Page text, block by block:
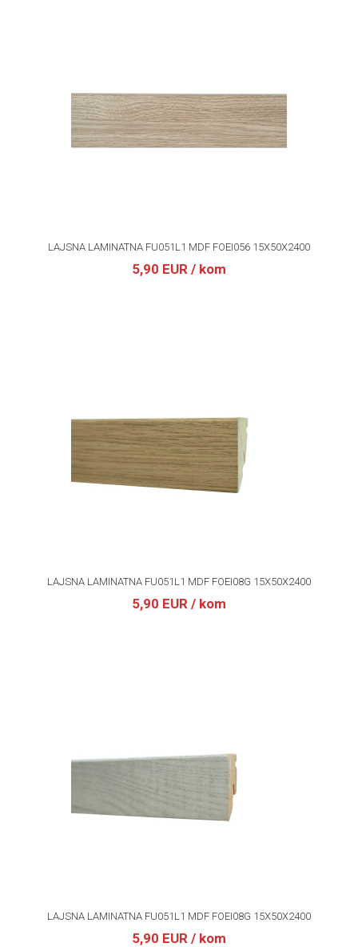
LAJSNA LAMINATNA FU051L1 MDF FOEI056 15X50X2400
5,90 EUR / kom
LAJSNA LAMINATNA FU051L1 MDF FOEI08G 15X50X2400
5,90 EUR / kom
LAJSNA LAMINATNA FU051L1 MDF FOEI08G 15X50X2400
5,90 EUR / kom